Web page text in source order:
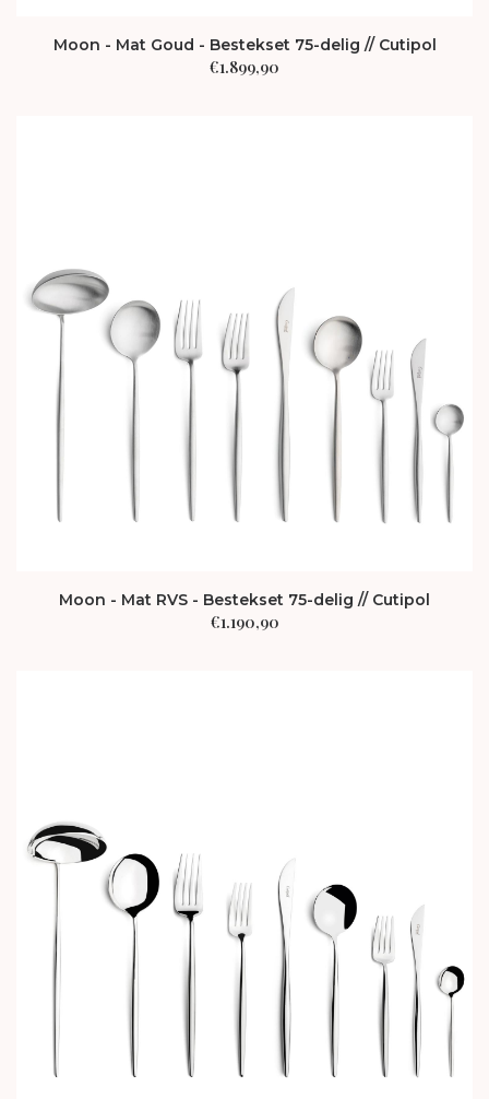
Moon - Mat Goud - Bestekset 75-delig // Cutipol
€1.899,90
Moon - Mat RVS - Bestekset 75-delig // Cutipol
€1.190,90